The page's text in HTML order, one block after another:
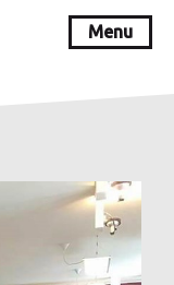
Menu